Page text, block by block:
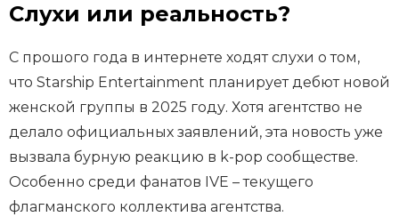
Слухи или реальность?
С прошого года в интернете ходят слухи о том,
что Starship Entertainment планирует дебют новой
женской группы в 2025 году. Хотя агентство не
делало официальных заявлений, эта новость уже
вызвала бурную реакцию в k-pop сообществе.
Особенно среди фанатов IVE – текущего
флагманского коллектива агентства.